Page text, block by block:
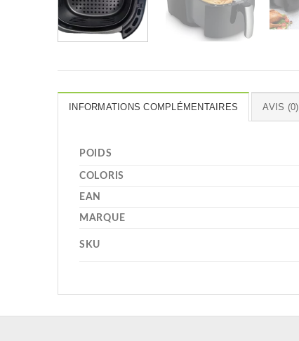
INFORMATIONS COMPLÉMENTAIRES AVIS (0)
POIDS
COLORIS
EAN
MARQUE
SKU